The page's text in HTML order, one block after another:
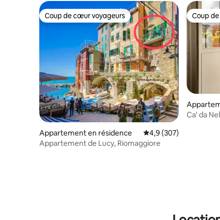
Coup de cœur voyageurs
Coup de cœur voyageurs
Appartement en résidence Évaluation moyenne
4,9 (307)
Appartement de Lucy, Riomaggiore
Coup
Coup